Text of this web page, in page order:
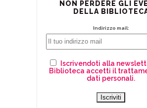
NON PERDERE GLI
DELLA
Indirizzo mail:
Iscrivendoti alla
Biblioteca accetti il
dati personali.